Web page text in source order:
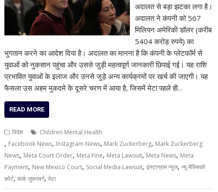
अदालत से बड़ा झटका लगा है।
अदालत ने कंपनी को 567
मिलियन अमेरिकी डॉलर (करीब
5404 करोड़ रुपये) का
भुगतान करने का आदेश दिया है। अदालत का मानना है कि कंपनी के प्लेटफॉर्म से
युवाओं को नुकसान पहुंचा और उससे जुड़ी महत्वपूर्ण जानकारी छिपाई गई। यह राशि
प्रभावित युवाओं के इलाज और उनसे जुड़े अन्य कार्यक्रमों पर खर्च की जाएगी। यह
फैसला उस अहम मुकदमे के दूसरे चरण में आया है, जिसमें मेटा पहले ही…
READ MORE
विदेश Children Mental Health
, Facebook News, Instagram News, Mark Zuckerberg, Mark Zuckerberg
News, Meta Court Order, Meta Fine, Meta Lawsuit, Meta News, Meta
Payment, New Mexico Court, Social Media Lawsuit,इंस्टाग्राम न्यूज,न्यू मैक्सिको
कोर्ट,मार्क जुकरबर्ग,मेटा